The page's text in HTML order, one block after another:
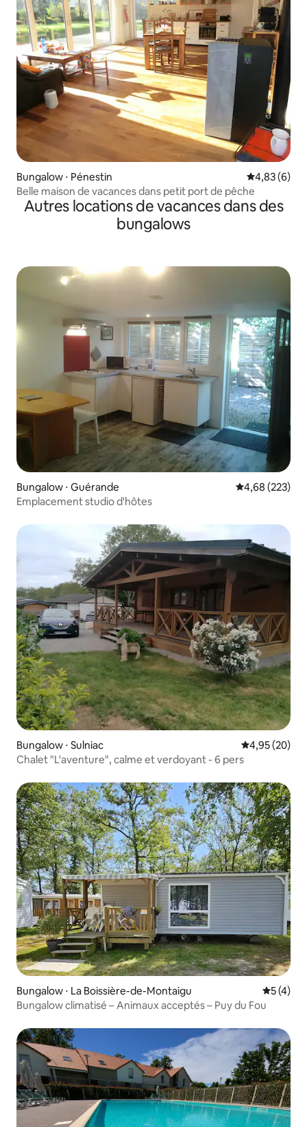
Bungalow ⋅ Pénestin Évaluation
4,83 (6)
Belle maison de vacances dans petit port de pêche
Autres locations de vacances dans des
bungalows
Bungalow ⋅ Guérande Évaluation
4,68 (223)
Emplacement studio d'hôtes
Bungalow ⋅ Sulniac Évaluation
4,95 (20)
Chalet "L'aventure", calme et verdoyant - 6 pers
Bungalow ⋅ La Boissière-de-Montaigu
5 (4)
Bungalow climatisé – Animaux acceptés – Puy du Fou